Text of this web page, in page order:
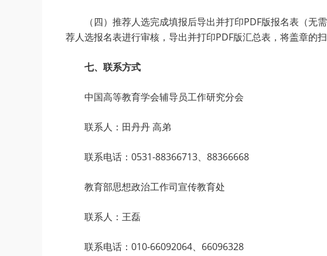
（四）推荐人选完成填报后导出并打印PDF版报名表（
荐人选报名表进行审核，导出并打印PDF版汇总表，将盖章的扫
七、联系方式
中国高等教育学会辅导员工作研究分会
联系人：田丹丹 高弟
联系电话：0531-88366713、88366668
教育部思想政治工作司宣传教育处
联系人：王磊
联系电话：010-66092064、66096328